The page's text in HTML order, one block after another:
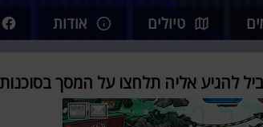
טיולים אודות
להגיע אליה תלחצו על המסך